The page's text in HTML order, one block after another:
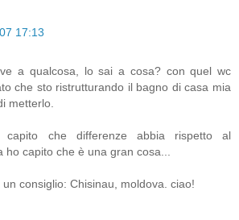
17:13
a qualcosa, lo sai a cosa? con quel wc
che sto ristrutturando il bagno di casa mia
metterlo.
che differenze abbia rispetto al
ho capito che è una gran cosa...
consiglio: Chisinau, moldova. ciao!